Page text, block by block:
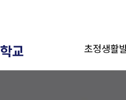
초정생활